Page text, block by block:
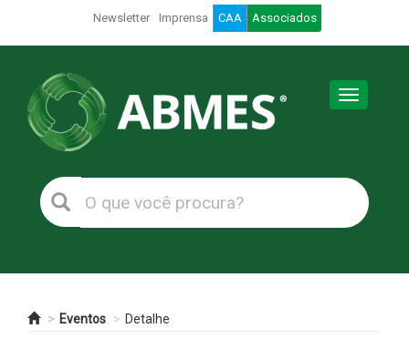
Newsletter Imprensa CAA Associados
Toggle
Eventos Detalhe